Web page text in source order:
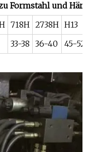
Formstahl und
718H 2738H H13
33-38 36-40 45-52